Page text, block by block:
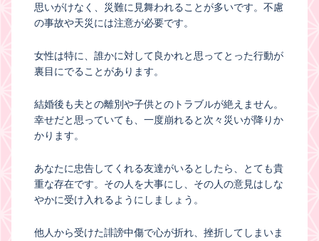
思いがけなく、災難に見舞われることが多いです。不慮
の事故や天災には注意が必要です。
女性は特に、誰かに対して良かれと思ってとった行動が
裏目にでることがあります。
結婚後も夫との離別や子供とのトラブルが絶えません。
幸せだと思っていても、一度崩れると次々災いが降りか
かります。
あなたに忠告してくれる友達がいるとしたら、とても貴
重な存在です。その人を大事にし、その人の意見はしな
やかに受け入れるようにしましょう。
他人から受けた誹謗中傷で心が折れ、挫折してしまいま